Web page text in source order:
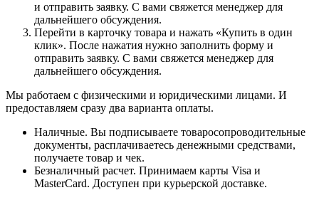
и отправить заявку. С вами свяжется менеджер для
дальнейшего обсуждения.
Перейти в карточку товара и нажать «Купить в один
клик». После нажатия нужно заполнить форму и
отправить заявку. С вами свяжется менеджер для
дальнейшего обсуждения.
Мы работаем с физическими и юридическими лицами. И
предоставляем сразу два варианта оплаты.
Наличные. Вы подписываете товаросопроводительные
документы, расплачиваетесь денежными средствами,
получаете товар и чек.
Безналичный расчет. Принимаем карты Visa и
MasterCard. Доступен при курьерской доставке.